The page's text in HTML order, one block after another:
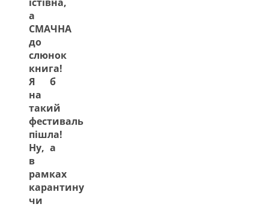
а
СМАЧНА
до
слюнок
книга!
Я б
на
такий
фестиваль
пішла!
Ну, а
в
рамках
карантину
чи